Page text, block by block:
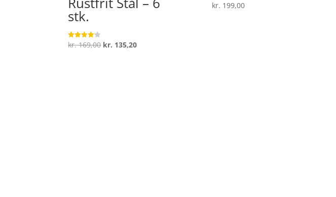
stk.
Vurderet
4.1
kr.169,00 Den
kr. 135,20Den
Vurderet
4.5
kr. 199,00